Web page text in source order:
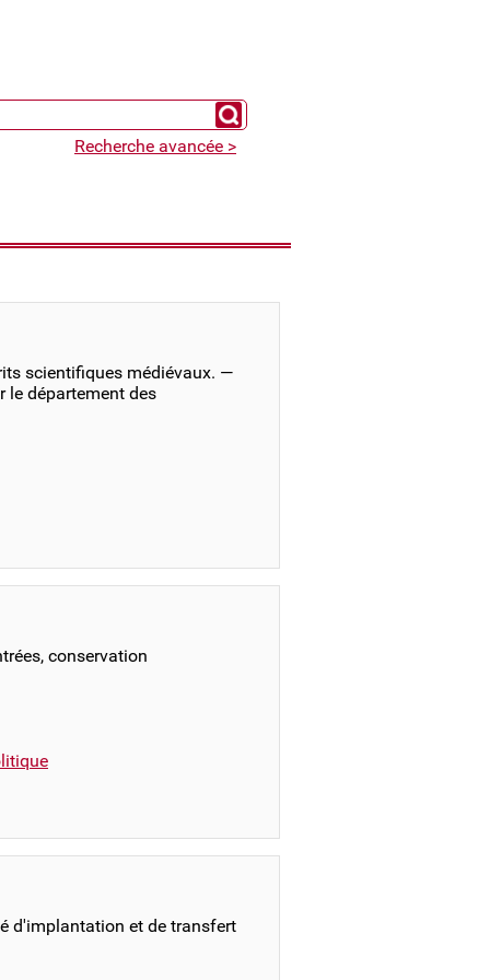
Chercher un expert
Recherche avancée >
scientifiques médiévaux. —
le département des
conservation
d'implantation et de transfert